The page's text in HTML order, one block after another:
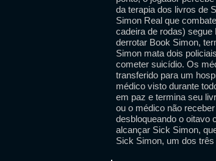
da terapia dos livros de
Simon Real que
cadeira de rodas)
derrotar Book Simon,
Simon mata dois
cometer suicídio. Os
transferido para um
médico visto durante
em paz e termina seu
ou o médico não
desbloqueando o oitavo
alcançar Sick Simon,
Sick Simon, um dos